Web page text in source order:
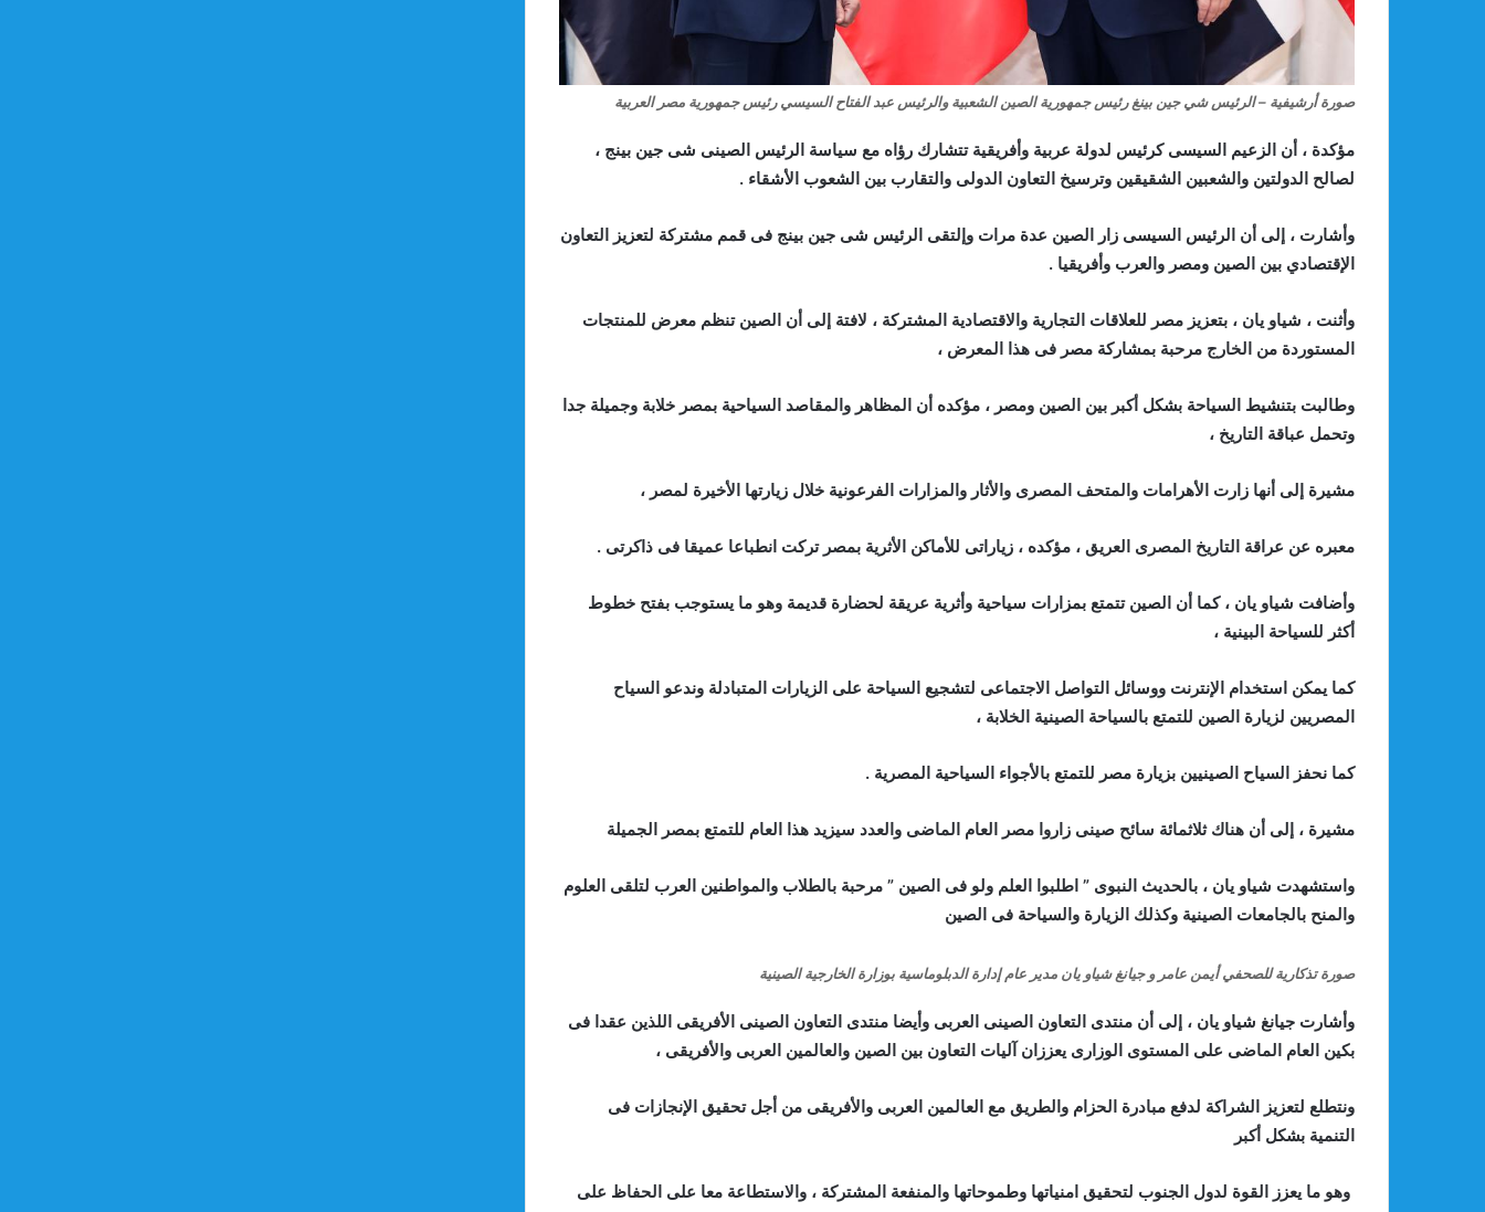
صورة أرشيفية – الرئيس شي جين بينغ رئيس جمهورية الصين الشعبية والرئيس عبد الفتاح السيسي رئيس جمهورية مصر العربية
مؤكدة ، أن الزعيم السيسى كرئيس لدولة عربية وأفريقية تتشارك رؤاه مع سياسة الرئيس الصينى شى جين بينج ،
لصالح الدولتين والشعبين الشقيقين وترسيخ التعاون الدولى والتقارب بين الشعوب الأشقاء .
وأشارت ، إلى أن الرئيس السيسى زار الصين عدة مرات وإلتقى الرئيس شى جين بينج فى قمم مشتركة لتعزيز التعاون
الإقتصادي بين الصين ومصر والعرب وأفريقيا .
وأثنت ، شياو يان ، بتعزيز مصر للعلاقات التجارية والاقتصادية المشتركة ، لافتة إلى أن الصين تنظم معرض للمنتجات
المستوردة من الخارج مرحبة بمشاركة مصر فى هذا المعرض ،
وطالبت بتنشيط السياحة بشكل أكبر بين الصين ومصر ، مؤكده أن المظاهر والمقاصد السياحية بمصر خلابة وجميلة جدا
وتحمل عباقة التاريخ ،
مشيرة إلى أنها زارت الأهرامات والمتحف المصرى والأثار والمزارات الفرعونية خلال زيارتها الأخيرة لمصر ،
معبره عن عراقة التاريخ المصرى العريق ، مؤكده ، زياراتى للأماكن الأثرية بمصر تركت انطباعا عميقا فى ذاكرتى .
وأضافت شياو يان ، كما أن الصين تتمتع بمزارات سياحية وأثرية عريقة لحضارة قديمة وهو ما يستوجب بفتح خطوط
أكثر للسياحة البينية ،
كما يمكن استخدام الإنترنت ووسائل التواصل الاجتماعى لتشجيع السياحة على الزيارات المتبادلة وندعو السياح
المصريين لزيارة الصين للتمتع بالسياحة الصينية الخلابة ،
كما نحفز السياح الصينيين بزيارة مصر للتمتع بالأجواء السياحية المصرية .
مشيرة ، إلى أن هناك ثلاثمائة سائح صينى زاروا مصر العام الماضى والعدد سيزيد هذا العام للتمتع بمصر الجميلة
واستشهدت شياو يان ، بالحديث النبوى ” اطلبوا العلم ولو فى الصين ” مرحبة بالطلاب والمواطنين العرب لتلقى العلوم
والمنح بالجامعات الصينية وكذلك الزيارة والسياحة فى الصين
صورة تذكارية للصحفي أيمن عامر و جيانغ شياو يان مدير عام إدارة الدبلوماسية بوزارة الخارجية الصينية
وأشارت جيانغ شياو يان ، إلى أن منتدى التعاون الصينى العربى وأيضا منتدى التعاون الصينى الأفريقى اللذين عقدا فى
بكين العام الماضى على المستوى الوزارى يعززان آليات التعاون بين الصين والعالمين العربى والأفريقى ،
ونتطلع لتعزيز الشراكة لدفع مبادرة الحزام والطريق مع العالمين العربى والأفريقى من أجل تحقيق الإنجازات فى
التنمية بشكل أكبر
وهو ما يعزز القوة لدول الجنوب لتحقيق امنياتها وطموحاتها والمنفعة المشتركة ، والاستطاعة معا على الحفاظ على